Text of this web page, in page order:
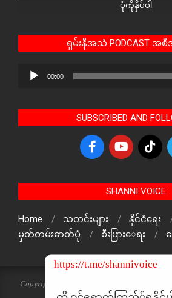
ပုံကိုနှိပ်ပါ
ရှမ်းနီအသံ PODCAST အစီ
Audio
00:00
SUBSCRIBED AND
SHANNI VOICE
Home သတင်းများ နိုင်ငံရေး
မှတ်တမ်းဓာတ်ပုံ
စီးပြားေရး
Copyright © 2024 The Voice Of ShanNi All
သတင်းဌာန၏ မူပိုင်ဖြစ်
https://t.me/shannivoice